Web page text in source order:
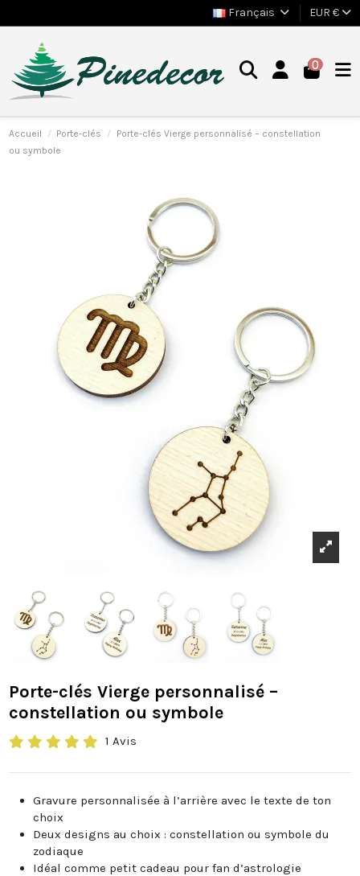
Français EUR €
0
Accueil Porte-clés
Porte-clés Vierge personnalisé – constellation
ou symbole
Porte-clés Vierge personnalisé –
constellation ou symbole
1 Avis
Gravure personnalisée à l’arrière avec le texte de ton
choix
Deux designs au choix : constellation ou symbole du
zodiaque
Idéal comme petit cadeau pour fan d’astrologie